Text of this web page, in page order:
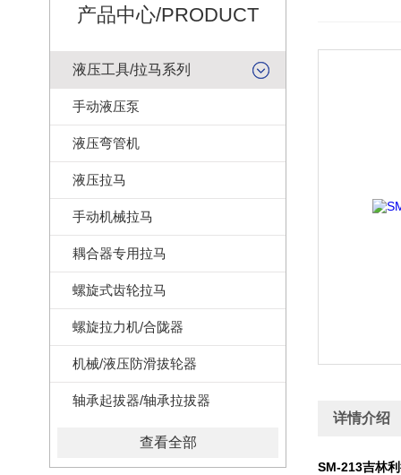
产品中心/PRODUCT
液压工具/拉马系列
手动液压泵
液压弯管机
液压拉马
手动机械拉马
耦合器专用拉马
螺旋式齿轮拉马
螺旋拉力机/合陇器
机械/液压防滑拔轮器
轴承起拔器/轴承拉拔器
查看全部
详情介绍
SM-213吉林